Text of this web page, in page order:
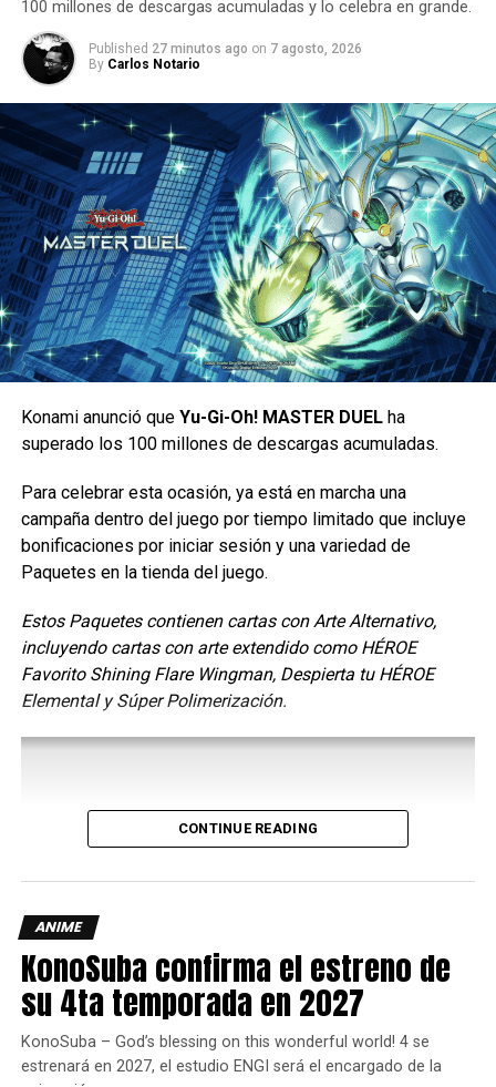
Es un nuevo semestre en el Colegio Nacional, y parece
que todos se han olvidado de Luis. Hasta que un
desconocido se apodera de sus redes sociales y
comienza a amenazar con vengarse de quienes hicieron
de su vida un infierno.
Todo va a estar bien (20/8/2021)
Creada y dirigida por Diego Luna, esta serie sucede en la
Ciudad de México y es una ‘dramedia’ que reflexiona sobre
(4/8/2021)
100 millones de descargas acumuladas y lo celebra en grande.
Published 27 minutos ago on 7 agosto, 2026
By Carlos Notario
Konami anunció queYu-Gi-Oh! MASTER DUELha
superado los 100 millones de descargas acumuladas.
Para celebrar esta ocasión, ya está en marcha una
campaña dentro del juego por tiempo limitado que incluye
bonificaciones por iniciar sesión y una variedad de
Paquetes en la tienda del juego.
Estos Paquetes contienen cartas con Arte Alternativo,
incluyendo cartas con arte extendido como HÉROE
Favorito Shining Flare Wingman, Despierta tu HÉROE
Elemental y Súper Polimerización.
CONTINUE READING
ANIME
KonoSuba confirma el estreno de
su 4ta temporada en 2027
KonoSuba – God’s blessing on this wonderful world! 4 se
estrenará en 2027, el estudio ENGI será el encargado de la